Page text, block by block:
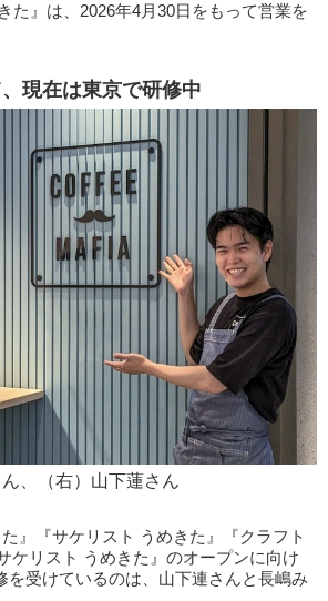
た』は、2026年4月30日をもって営業を
現在は東京で研修中
ん、（右）山下蓮さん
た』『サケリスト うめきた』『クラフト
ケリスト うめきた』のオープンに向け
を受けているのは、山下連さんと長嶋み